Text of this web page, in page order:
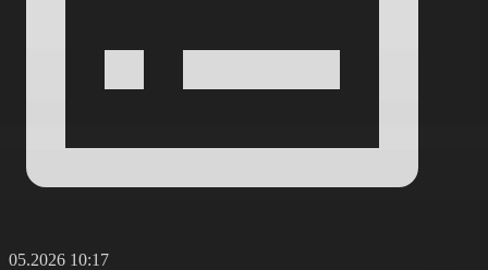
10:17